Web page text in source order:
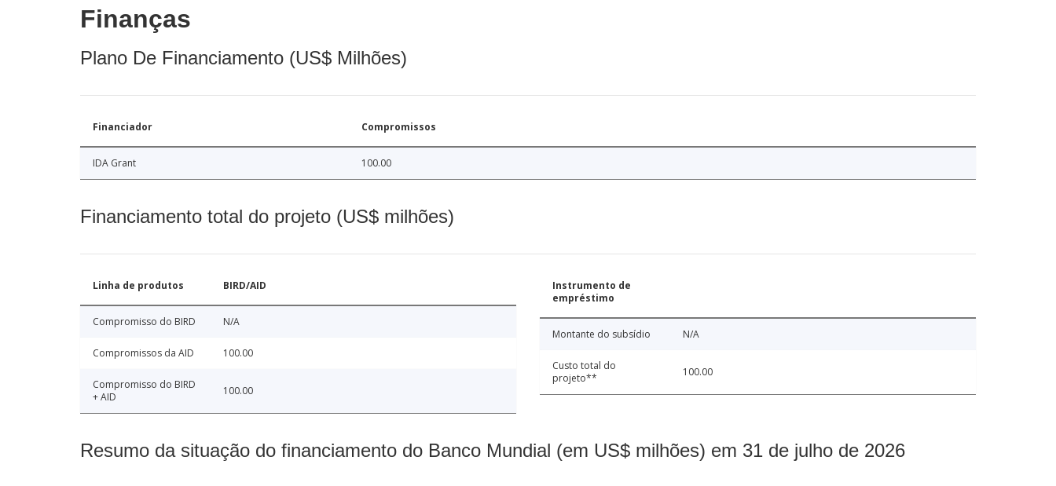
Finanças
Plano De Financiamento (US$ Milhões)
Financiador Compromissos
IDA Grant 100.00
Financiamento total do projeto (US$ milhões)
Linha de produtos BIRD/AID
Compromisso do BIRD N/A
Compromissos da AID 100.00
Compromisso do BIRD
+ AID
100.00
Instrumento de
empréstimo
Montante do subsídio N/A
Custo total do
projeto**
100.00
Resumo da situação do financiamento do Banco Mundial (em US$ milhões) em 31 de julho de 2026